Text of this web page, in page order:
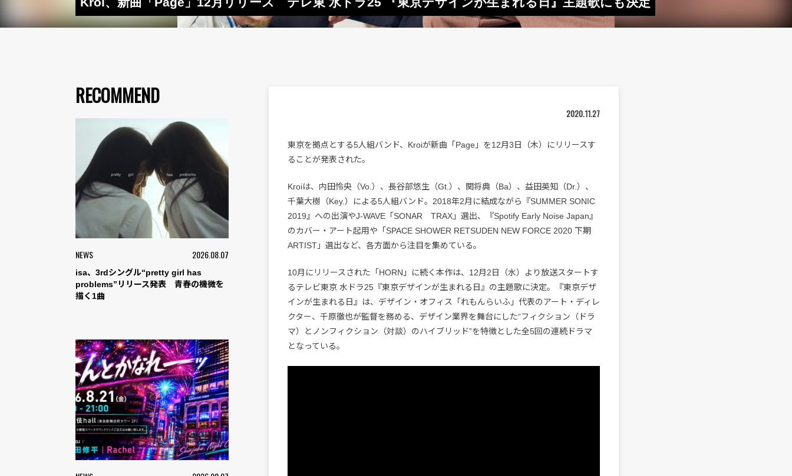
RECOMMEND
NEWS 2026.08.07
isa、3rdシングル“pretty girl has
problems”リリース発表 青春の機微を
描く1曲
2020.11.27
東京を拠点とする5人組バンド、Kroiが新曲「Page」を12月3日（木）にリリースす
ることが発表された。
Kroiは、内田怜央（Vo.）、長谷部悠生（Gt.）、関将典（Ba）、益田英知（Dr.）、
千葉大樹（Key.）による5人組バンド。2018年2月に結成ながら『SUMMER SONIC
2019』への出演やJ-WAVE「SONAR TRAX」選出、『Spotify Early Noise Japan』
のカバー・アート起用や「SPACE SHOWER RETSUDEN NEW FORCE 2020 下期
ARTIST」選出など、各方面から注目を集めている。
10月にリリースされた「HORN」に続く本作は、12月2日（水）より放送スタートす
るテレビ東京 水ドラ25『東京デザインが生まれる日』の主題歌に決定。『東京デザ
インが生まれる日』は、デザイン・オフィス「れもんらいふ」代表のアート・ディレ
クター、千原徹也が監督を務める、デザイン業界を舞台にした“フィクション（ドラ
マ）とノンフィクション（対談）のハイブリッド”を特徴とした全5回の連続ドラマ
となっている。